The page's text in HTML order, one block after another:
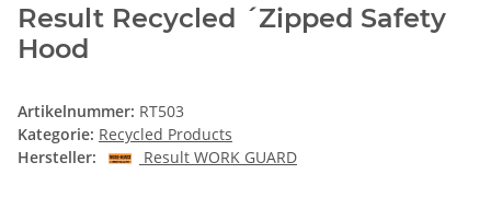
Result Recycled ´Zipped Safety
Hood
Artikelnummer: RT503
Kategorie: Recycled Products
Hersteller:
Result WORK GUARD